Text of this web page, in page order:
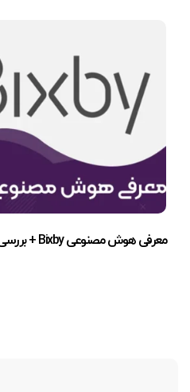
معرفی هوش مصنوعی Bixby + بررسی 6 قابلیت آن